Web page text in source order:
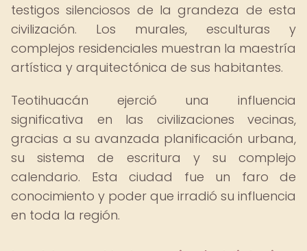
testigos silenciosos de la grandeza de esta
civilización. Los murales, esculturas y
complejos residenciales muestran la maestría
artística y arquitectónica de sus habitantes.
Teotihuacán ejerció una influencia
significativa en las civilizaciones vecinas,
gracias a su avanzada planificación urbana,
su sistema de escritura y su complejo
calendario. Esta ciudad fue un faro de
conocimiento y poder que irradió su influencia
en toda la región.